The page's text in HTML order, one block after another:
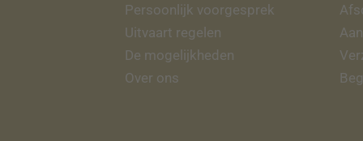
Persoonlijk voorgesprek
Uitvaart regelen
De mogelijkheden
Over ons